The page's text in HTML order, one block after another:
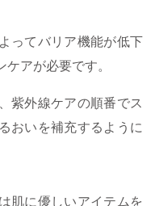
ってバリア機能が低下
アが必要です。
紫外線ケアの順番でス
おいを補充するように
肌に優しいアイテムを